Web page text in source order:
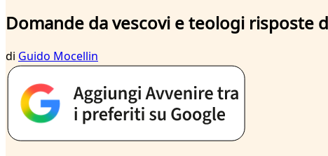
Domande da vescovi e teologi risposte
di Guido Mocellin